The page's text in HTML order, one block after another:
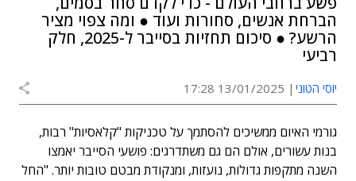
הברחת אנשים, סחורות ועוד ● ומה צפוי מציר
הרשע? ● סיכום תחזיות בסייבר ל-2025, חלק
רביעי
יוסי הטוני 13/01/2025 17:28
גורמי האיום ממשיכים להסתמך על טכניקות "קלאסיות" רבות,
בנות עשורים, אולם הם גם משתדרגים: פושעי הסייבר יאמצו
השנה מתקפות גדולות, נועזות, ומנקודת מבטם טובות יותר. "החל